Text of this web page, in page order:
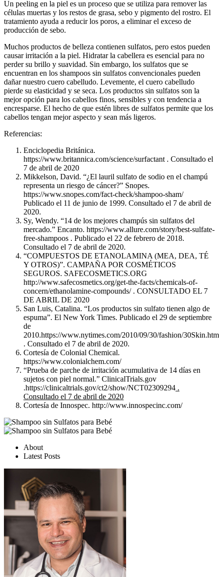
Un peeling en la piel es un proceso que se utiliza para remover las
células muertas y los restos de grasa, sebo y pigmento del rostro. El
tratamiento ayuda a reducir los poros, a eliminar el exceso de
producción de sebo.
Muchos productos de belleza contienen sulfatos, pero estos pueden
causar irritación a la piel. Hidratar la cabellera es esencial para no
perder su brillo y suavidad. Sin embargo, los sulfatos que se
encuentran en los shampoos sin sulfatos convencionales pueden
dañar nuestro cuero cabelludo. Levemente, el cuero cabelludo
pierde su elasticidad y se seca. Los productos sin sulfatos son la
mejor opción para los cabellos finos, sensibles y con tendencia a
encresparse. El hecho de que estén libres de sulfatos permite que los
cabellos tengan mejor aspecto y sean más ligeros.
Referencias:
Enciclopedia Británica.
https://www.britannica.com/science/surfactant . Consultado el
7 de abril de 2020
Mikkelson, David. “¿El lauril sulfato de sodio en el champú
representa un riesgo de cáncer?” Snopes.
https://www.snopes.com/fact-check/shampoo-sham/
Publicado el 11 de junio de 1999. Consultado el 7 de abril de
2020.
Sy, Wendy. “14 de los mejores champús sin sulfatos del
mercado.” Encanto. https://www.allure.com/story/best-sulfate-
free-shampoos . Publicado el 22 de febrero de 2018.
Consultado el 7 de abril de 2020.
“COMPUESTOS DE ETANOLAMINA (MEA, DEA, TÉ
Y OTROS)”. CAMPAÑA POR COSMÉTICOS
SEGUROS. SAFECOSMETICS.ORG
http://www.safecosmetics.org/get-the-facts/chemicals-of-
concern/ethanolamine-compounds/ . CONSULTADO EL 7
DE ABRIL DE 2020
San Luis, Catalina. “Los productos sin sulfato tienen algo de
espuma”. El New York Times. Publicado el 29 de septiembre
de
2010.https://www.nytimes.com/2010/09/30/fashion/
. Consultado el 7 de abril de 2020.
Cortesía de Colonial Chemical.
https://www.colonialchem.com/
“Prueba de parche de irritación acumulativa de 14 días en
sujetos con piel normal.” ClinicalTrials.gov
.https://clinicaltrials.gov/ct2/show/NCT02309294 .
Consultado el 7 de abril de 2020
Cortesía de Innospec. http://www.innospecinc.com/
About
Latest Posts